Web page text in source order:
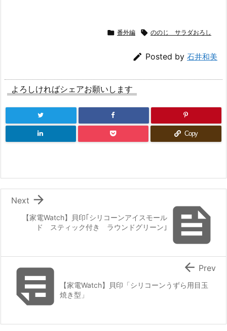
 番外編  ののじ サラダおろし
 Posted by 石井和美
よろしければシェアお願いします
Copy

【家電Watch】貝印｢シリコーンアイスモール
ド スティック付き ラウンドグリーン｣

Next
 【家電Watch】貝印「シリコーンうずら用目玉
焼き型」
 Prev